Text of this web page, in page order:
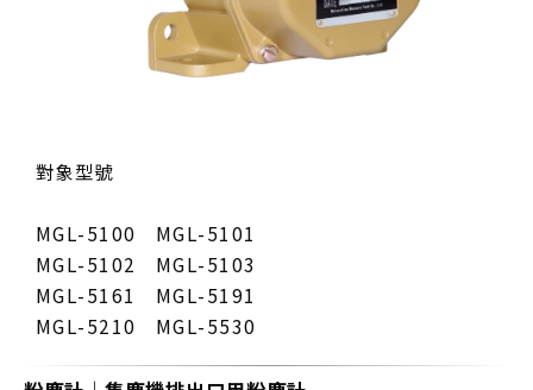
對象型號
MGL-5100 MGL-5101
MGL-5102 MGL-5103
MGL-5161 MGL-5191
MGL-5210 MGL-5530